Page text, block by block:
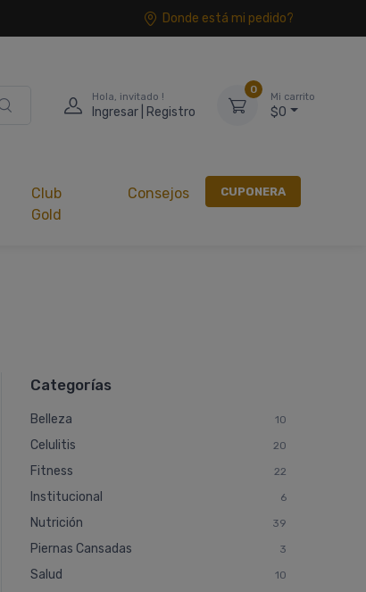
Donde está mi pedido?
Hola, invitado !
Ingresar | Registro
0
Mi carrito
$0
Club
Gold
Consejos CUPONERA
Categorías
Belleza 10
Celulitis 20
Fitness 22
Institucional 6
Nutrición 39
Piernas Cansadas 3
Salud 10